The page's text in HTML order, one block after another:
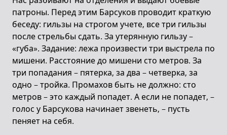
патроны. Перед этим Барсуков проводит краткую
беседу: гильзы на строгом учете, все три гильзы
после стрельбы сдать. За утерянную гильзу –
«губа». Задание: лежа произвести три выстрела по
мишени. Расстояние до мишени сто метров. За
три попадания – пятерка, за два – четверка, за
одно – тройка. Промахов быть не должно: сто
метров – это каждый попадет. А если не попадет, –
голос у Барсукова начинает звенеть, – пусть
пеняет на себя.